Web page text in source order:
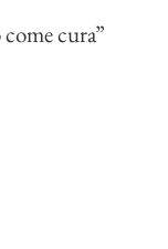
cura”